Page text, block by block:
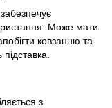
Може мати
ковзанню та
з